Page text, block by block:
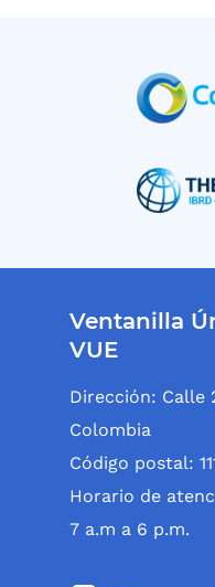
Ventanilla
VUE
Dirección: Calle
Colombia
Código postal:
Horario de
7 a.m a 6 p.m.